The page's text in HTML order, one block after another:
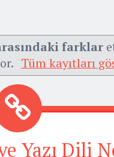
farklar
Tüm kayıtları
Yazı Dili